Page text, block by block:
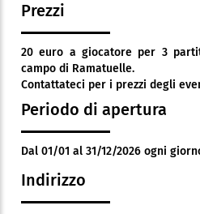
Prezzi
20 euro a giocatore per 3
campo di Ramatuelle.
Contattateci per i prezzi degli
Periodo di apertura
Dal 01/01 al 31/12/2026 ogni
Indirizzo